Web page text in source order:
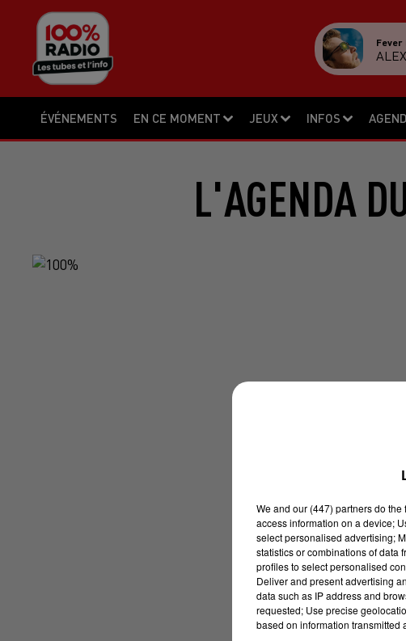
ÉVÉNEMENTS EN CE MOMENT JEUX INFOS
Fever
L'AGENDA
We and our (447) partnersdo the
access information on a device;
select personalised advertising;
statistics or combinations of data
profiles to select personalised
Deliver and present advertising
data such as IP address and
requested; Use precise
based on information transmitted